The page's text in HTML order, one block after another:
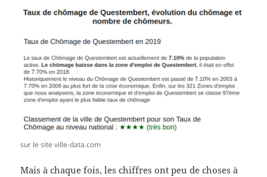
sur le site ville-data.com
Mais à chaque fois, les chiffres ont peu de choses à